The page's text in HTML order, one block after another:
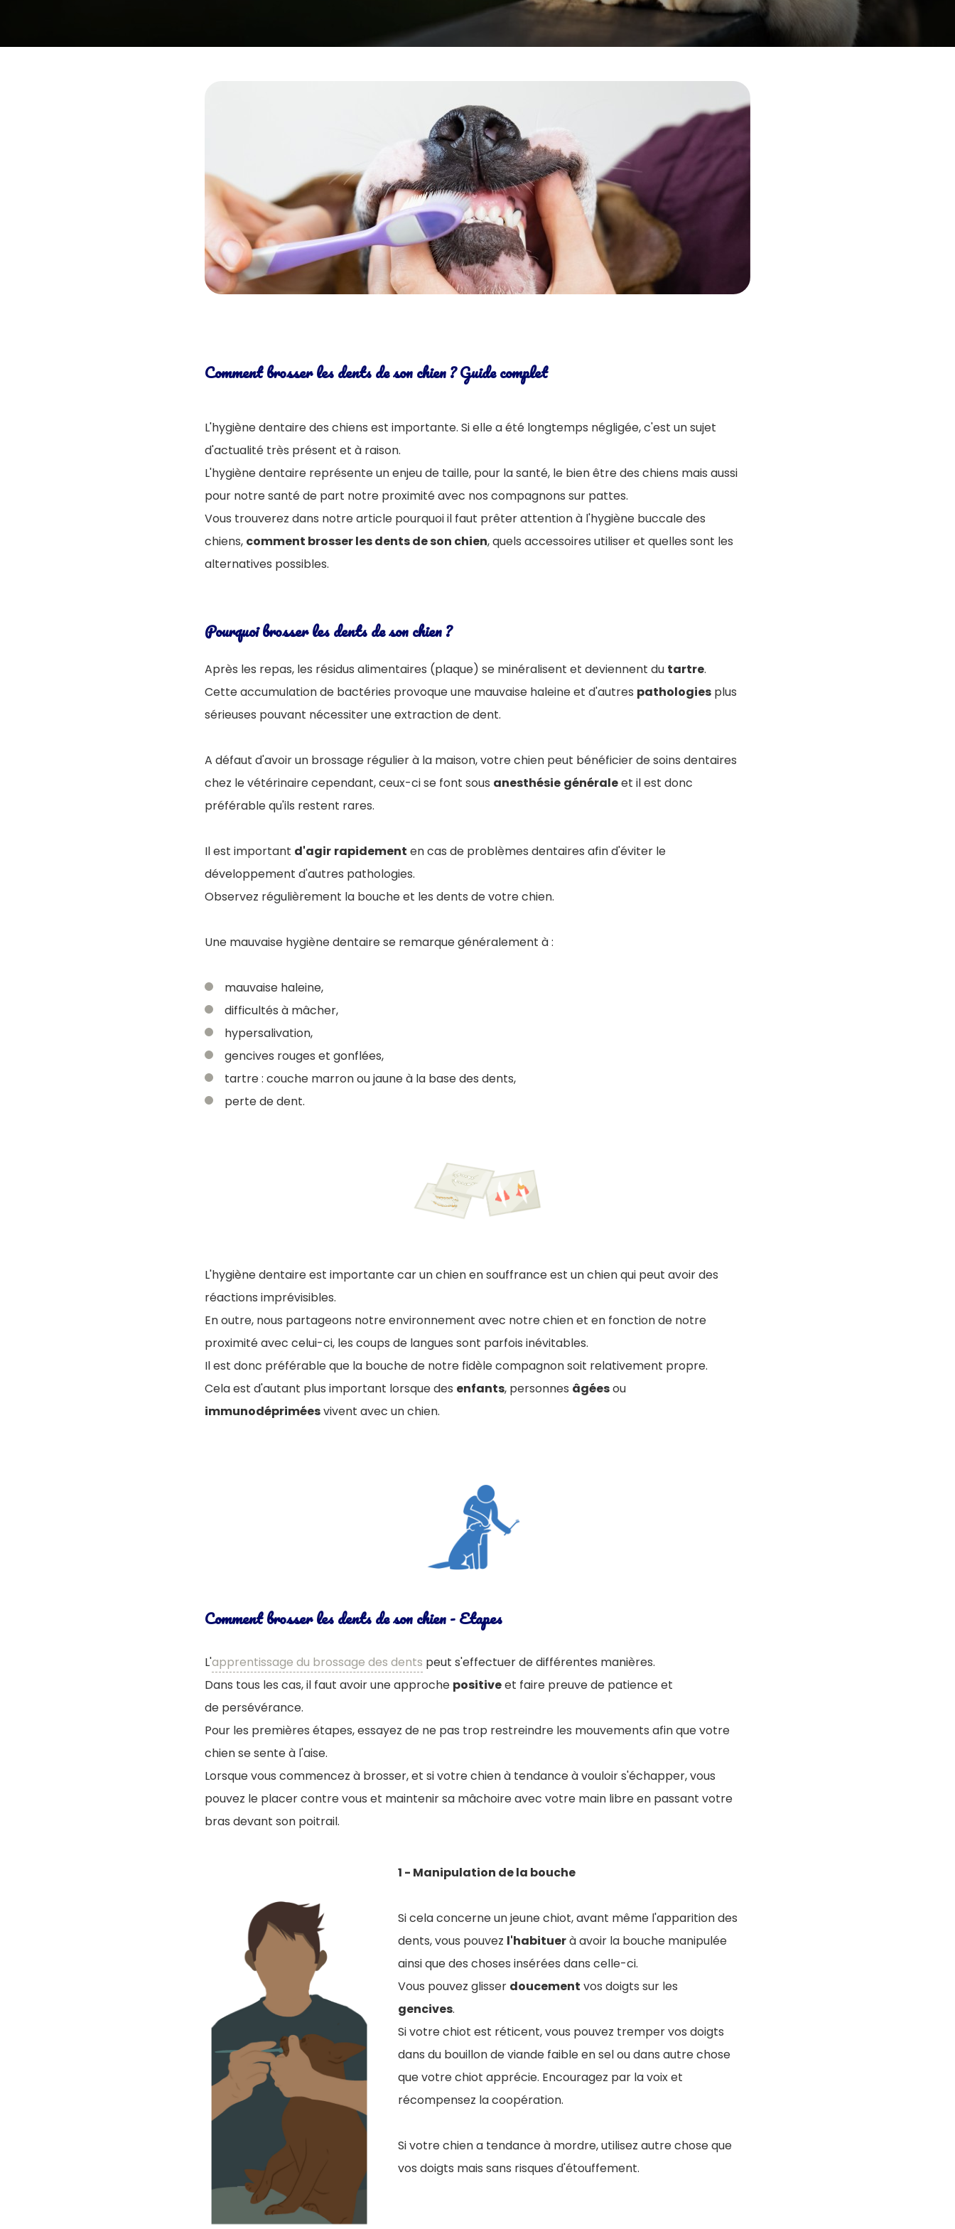
Comment brosser les dents de son chien ? Guide complet
L'hygiène dentaire des chiens est importante. Si elle a été longtemps négligée, c'est un sujet
d'actualité très présent et à raison.
L'hygiène dentaire représente un enjeu de taille, pour la santé, le bien être des chiens mais aussi
pour notre santé de part notre proximité avec nos compagnons sur pattes.
Vous trouverez dans notre article pourquoi il faut prêter attention à l'hygiène buccale des
chiens, comment brosser les dents de son chien, quels accessoires utiliser et quelles sont les
alternatives possibles.
Pourquoi brosser les dents de son chien ?
Après les repas, les résidus alimentaires (plaque) se minéralisent et deviennent du tartre.
Cette accumulation de bactéries provoque une mauvaise haleine et d'autres pathologies plus
sérieuses pouvant nécessiter une extraction de dent.
A défaut d'avoir un brossage régulier à la maison, votre chien peut bénéficier de soins dentaires
chez le vétérinaire cependant, ceux-ci se font sous anesthésie généraleet il est donc
préférable qu'ils restent rares.
Il est important d'agir rapidement en cas de problèmes dentaires afin d'éviter le
développement d'autres pathologies.
Observez régulièrement la bouche et les dents de votre chien.
Une mauvaise hygiène dentaire se remarque généralement à :
mauvaise haleine,
difficultés à mâcher,
hypersalivation,
gencives rouges et gonflées,
tartre : couche marron ou jaune à la base des dents,
perte de dent.
L'hygiène dentaire est importante car un chien en souffrance est un chien qui peut avoir des
réactions imprévisibles.
En outre, nous partageons notre environnement avec notre chien et en fonction de notre
proximité avec celui-ci, les coups de langues sont parfois inévitables.
Il est donc préférable que la bouche de notre fidèle compagnon soit relativement propre.
Cela est d'autant plus important lorsque des enfants, personnes âgéesou
immunodépriméesvivent avec un chien.
Comment brosser les dents de son chien - Etapes
L'apprentissage du brossage des dents peut s'effectuer de différentes manières.
Dans tous les cas, il faut avoir une approche positiveet faire preuve de patience et
de persévérance.
Pour les premières étapes, essayez de ne pas trop restreindre les mouvements afin que votre
chien se sente à l'aise.
Lorsque vous commencez à brosser, et si votre chien à tendance à vouloir s'échapper, vous
pouvez le placer contre vous et maintenir sa mâchoire avec votre main libre en passant votre
bras devant son poitrail.
1 - Manipulation de la bouche
Si cela concerne un jeune chiot, avant même l'apparition des
dents, vous pouvez l'habituerà avoir la bouche manipulée
ainsi que des choses insérées dans celle-ci.
Vous pouvez glisser doucement vos doigts sur les
gencives.
Si votre chiot est réticent, vous pouvez tremper vos doigts
dans du bouillon de viande faible en sel ou dans autre chose
que votre chiot apprécie. Encouragez par la voix et
récompensez la coopération.
Si votre chien a tendance à mordre, utilisez autre chose que
vos doigts mais sans risques d'étouffement.